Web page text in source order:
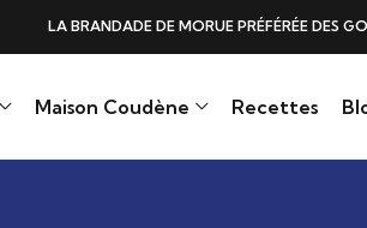
DES GOURMANDS, N°1 DANS LES CŒURS ET
Maison Coudène Recettes